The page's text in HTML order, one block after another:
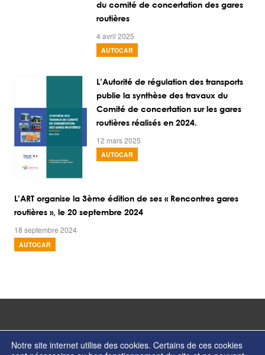
du comité de concertation des gares
routières
4 avril 2025
AUTOCAR
L’Autorité de régulation des transports
publie la synthèse des travaux du
Comité de concertation sur les gares
routières réalisés en 2024.
12 mars 2025
AUTOCAR
L’ART organise la 3ème édition de ses « Rencontres gares
routières », le 20 septembre 2024
18 septembre 2024
AUTOCAR
Notre site internet utilise des cookies. Certains de ces cookies